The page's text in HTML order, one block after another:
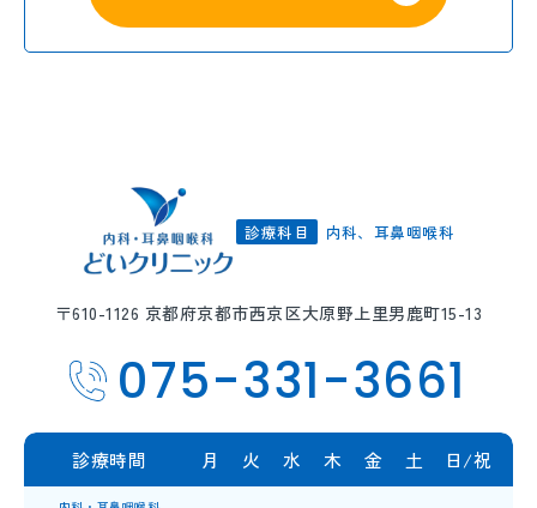
診療科目 内科、耳鼻咽喉科
〒610-1126 京都府京都市西京区大原野上里男鹿町15-13
075-331-3661
診療時間 月 火 水 木 金 土 日/祝